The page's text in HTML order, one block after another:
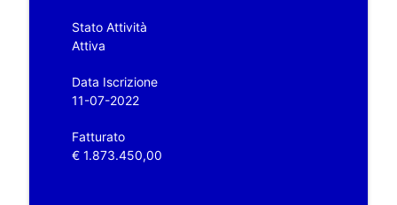
Stato Attività
Attiva
Data Iscrizione
11-07-2022
Fatturato
€ 1.873.450,00